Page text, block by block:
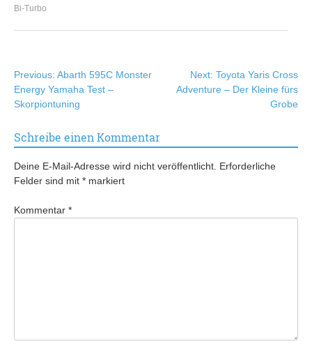
Bi-Turbo
Beitragsnavigation
Previous: Abarth 595C Monster
Energy Yamaha Test –
Skorpiontuning
Next: Toyota Yaris Cross
Adventure – Der Kleine fürs
Grobe
Schreibe einen Kommentar
Deine E-Mail-Adresse wird nicht veröffentlicht. Erforderliche
Felder sind mit * markiert
Kommentar *